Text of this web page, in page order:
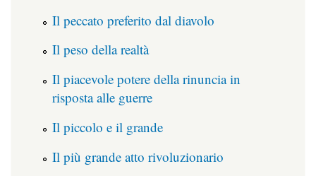
Il peccato preferito dal diavolo
Il peso della realtà
Il piacevole potere della rinuncia in
risposta alle guerre
Il piccolo e il grande
Il più grande atto rivoluzionario